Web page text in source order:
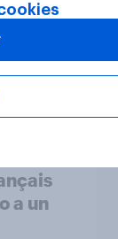
de
a un